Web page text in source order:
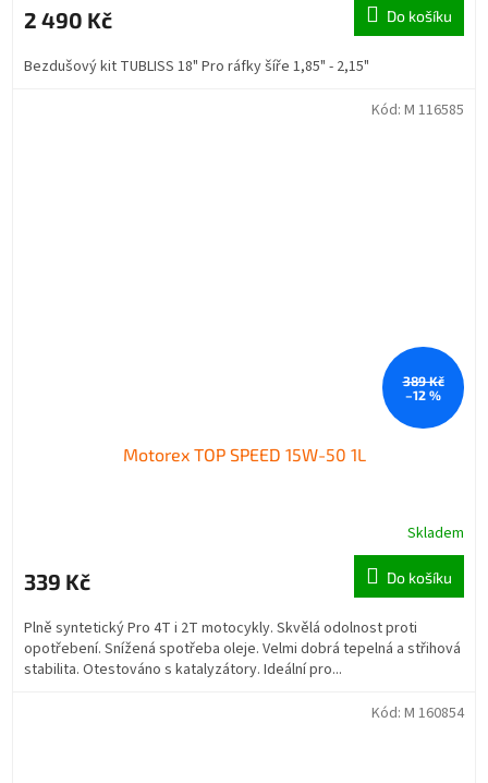
2 490 Kč Do košíku
Bezdušový kit TUBLISS 18" Pro ráfky šíře 1,85" - 2,15"
389 Kč
–12 %
Motorex TOP SPEED 15W-50 1L
Skladem
339 Kč Do košíku
Plně syntetický Pro 4T i 2T motocykly. Skvělá odolnost proti
opotřebení. Snížená spotřeba oleje. Velmi dobrá tepelná a střihová
stabilita. Otestováno s katalyzátory. Ideální pro...
Kód: M 116585
Kód: M 160854